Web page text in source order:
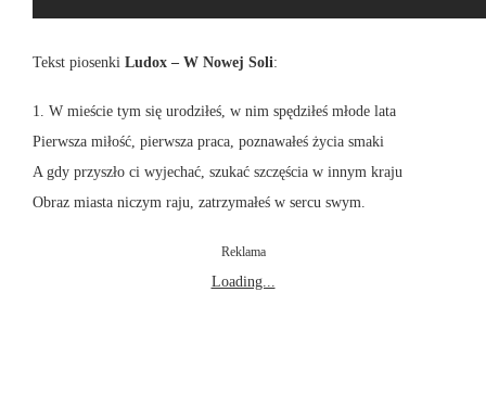
Tekst piosenki Ludox – W Nowej Soli:
1. W mieście tym się urodziłeś, w nim spędziłeś młode lata
Pierwsza miłość, pierwsza praca, poznawałeś życia smaki
A gdy przyszło ci wyjechać, szukać szczęścia w innym kraju
Obraz miasta niczym raju, zatrzymałeś w sercu swym.
Reklama
Loading...